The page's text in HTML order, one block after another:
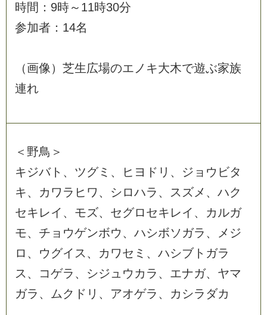
時間 ： 9時～ 11時30分
参加者 ： 14名
（画像 ） 芝生広場のエ ノ キ大木で遊ぶ家族
連れ
＜ 野鳥 ＞
キジバト 、 ツグミ 、 ヒ ヨ ド リ 、 ジ ョ ウ ビタ
キ、 カ ワ ラ ヒ ワ 、 シロハラ 、 ス ズメ 、 ハク
セキ レイ 、 モズ、 セグロセキ レイ 、 カ ルガ
モ、 チ ョ ウゲンボウ 、 ハシボソ ガラ 、 メ ジ
ロ 、 ウ グイ ス 、 カ ワセ ミ 、 ハシブト ガラ
ス 、 コゲラ 、 シジ ュ ウ カ ラ 、 エナガ、 ヤマ
ガラ 、 ムク ド リ 、 アオゲラ 、 カ シラ ダカ